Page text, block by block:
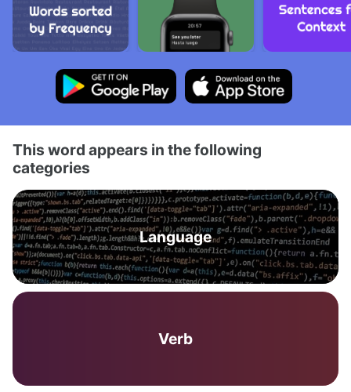
This word appears in the following
categories
Language
Verb